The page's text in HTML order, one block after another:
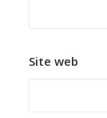
Site web